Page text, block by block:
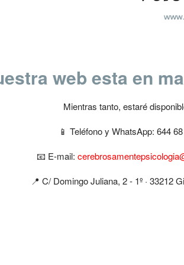
web esta en
Mientras tanto, estaré
📱 Teléfono y WhatsApp: 644
📧 E-mail:
📍​ C/ Domingo Juliana, 2 - 1º · 33212